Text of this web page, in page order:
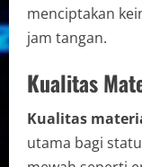
menciptakan
jam tangan.
Kualitas
Kualitas
utama bagi